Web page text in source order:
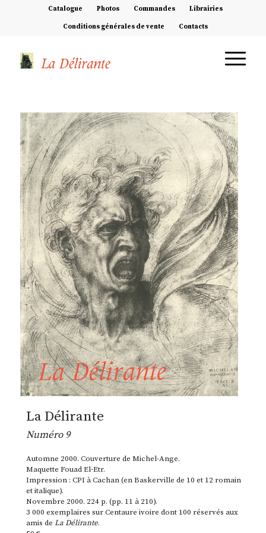
Catalogue Photos Commandes Librairies
Conditions générales de vente Contacts
La Délirante
Numéro 9
Automne 2000. Couverture de Michel-Ange.
Maquette Fouad El-Etr.
Impression : CPI à Cachan (en Baskerville de 10 et 12 romain
et italique).
Novembre 2000. 224 p. (pp. 11 à 210).
3 000 exemplaires sur Centaure ivoire dont 100 réservés aux
amis de La Délirante.